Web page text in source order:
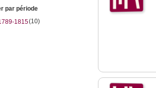
par période
1815(10)